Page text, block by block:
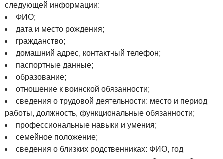
следующей информации:
ФИО;
дата и место рождения;
гражданство;
домашний адрес, контактный телефон;
паспортные данные;
образование;
отношение к воинской обязанности;
сведения о трудовой деятельности: место и период
работы, должность, функциональные обязанности;
профессиональные навыки и умения;
семейное положение;
сведения о близких родственниках: ФИО, год